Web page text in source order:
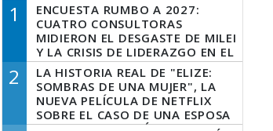
1
ENCUESTA RUMBO A 2027:
CUATRO CONSULTORAS
MIDIERON EL DESGASTE DE MILEI
Y LA CRISIS DE LIDERAZGO EN EL
PERONISMO
2
LA HISTORIA REAL DE "ELIZE:
SOMBRAS DE UNA MUJER", LA
NUEVA PELÍCULA DE NETFLIX
SOBRE EL CASO DE UNA ESPOSA